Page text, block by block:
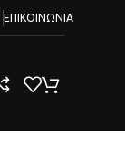
ΕΠΙΚΟΙΝΩΝΊΑ